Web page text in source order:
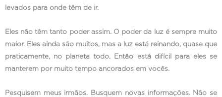
levados para onde têm de ir.
Eles não têm tanto poder assim. O poder da luz é sempre muito
maior. Eles ainda são muitos, mas a luz está reinando, quase que
praticamente, no planeta todo. Então está difícil para eles se
manterem por muito tempo ancorados em vocês.
Pesquisem meus irmãos. Busquem novas informações. Não se